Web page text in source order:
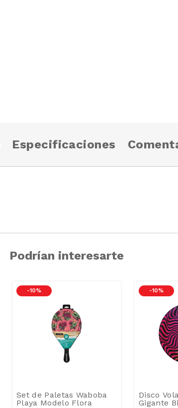
Especificaciones
Podrían interesarte
-10 %
Set de Paletas Waboba
Playa Modelo Flora
-10 %
Disco
Gigante